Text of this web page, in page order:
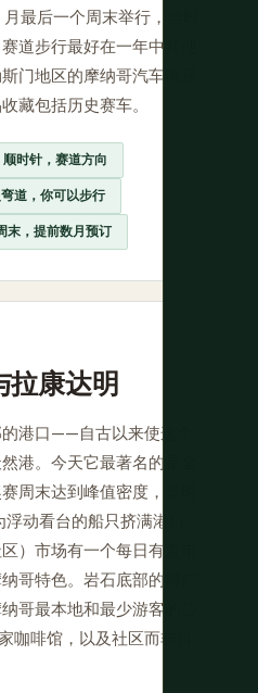
最后一个周末举行，当时
道步行最好在一年中其他
门地区的摩纳哥汽车俱乐
藏包括历史赛车。
时针，赛道方向
道，你可以步行
末，提前数月预订
拉康达明
港口——自古以来使这个
港。今天它最著名的是全
周末达到峰值密度，当时
动看台的船只挤满港口。
）市场有一个每日有盖市
哥特色。岩石底部的橙广
哥最本地和最少游客的公
啡馆，以及社区而非目